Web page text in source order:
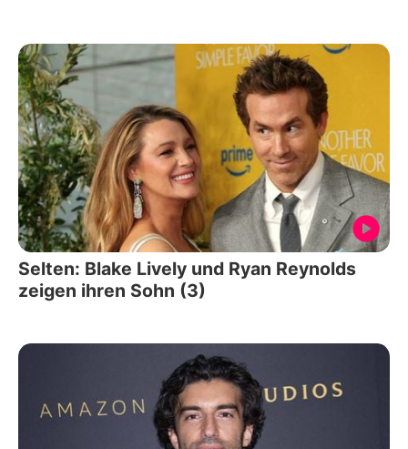
Selten: Blake Lively und Ryan Reynolds
zeigen ihren Sohn (3)